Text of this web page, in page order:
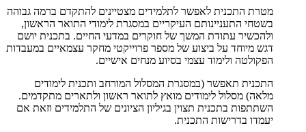
מטרת התכנית לאפשר לתלמידים מצטיינים להתקדם ברמה גבוהה
בשטחי התעניינותם העיקריים במסגרת לימודי התואר הראשון,
ולהכשיר עתודת המשך של חוקרים במדעי החיים. בתכנית יושם
דגש מיוחד על ביצוע של מספר פרוייקטי מחקר עצמאיים במעבדות
הפקולטה ולימוד עצמי בסיוע מנחים אישיים.
התכנית תאפשר (במסגרת המסלול המורחב ותכנית לימודים
מלאה) מסלול לימודים מואץ לתואר ראשון ולתארים מתקדמים.
השתתפות בתכנית תצוין בגיליון הציונים של התלמידים וזאת אם
יעמדו בדרישות התכנית.